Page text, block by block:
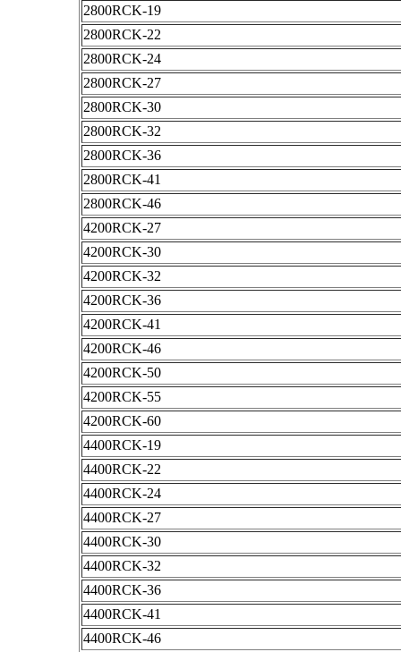
2800RCK-19
2800RCK-22
2800RCK-24
2800RCK-27
2800RCK-30
2800RCK-32
2800RCK-36
2800RCK-41
2800RCK-46
4200RCK-27
4200RCK-30
4200RCK-32
4200RCK-36
4200RCK-41
4200RCK-46
4200RCK-50
4200RCK-55
4200RCK-60
4400RCK-19
4400RCK-22
4400RCK-24
4400RCK-27
4400RCK-30
4400RCK-32
4400RCK-36
4400RCK-41
4400RCK-46